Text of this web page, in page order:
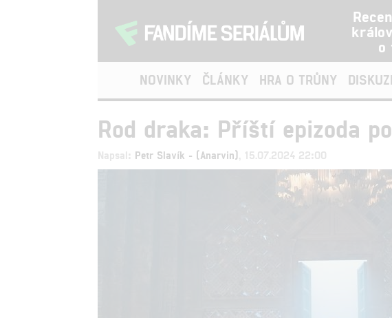
o
NOVINKY ČLÁNKY HRA O TRŮNY
Rod draka: Příští epizoda
Napsal: Petr Slavík - (Anarvin) , 15.07.2024 22:00